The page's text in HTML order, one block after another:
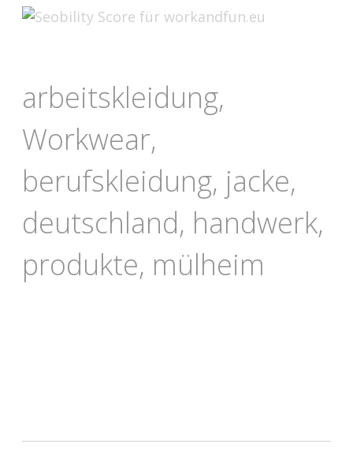
arbeitskleidung,
Workwear,
berufskleidung, jacke,
deutschland, handwerk,
produkte, mülheim